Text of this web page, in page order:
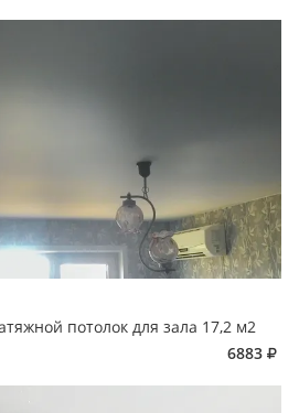
потолок для зала 17,2 м2
6883